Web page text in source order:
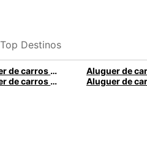
Top Destinos
Aluguer de carros em Madrid
Aluguer de carros em Nice